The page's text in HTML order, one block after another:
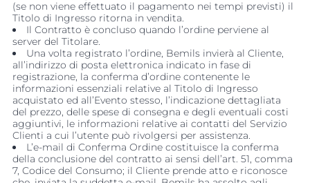
(se non viene effettuato il pagamento nei tempi previsti) il
Titolo di Ingresso ritorna in vendita.
Il Contratto è concluso quando l’ordine perviene al
server del Titolare.
Una volta registrato l’ordine, Bemils invierà al Cliente,
all’indirizzo di posta elettronica indicato in fase di
registrazione, la conferma d’ordine contenente le
informazioni essenziali relative al Titolo di Ingresso
acquistato ed all’Evento stesso, l’indicazione dettagliata
del prezzo, delle spese di consegna e degli eventuali costi
aggiuntivi, le informazioni relative ai contatti del Servizio
Clienti a cui l’utente può rivolgersi per assistenza.
L’e-mail di Conferma Ordine costituisce la conferma
della conclusione del contratto ai sensi dell’art. 51, comma
7, Codice del Consumo; il Cliente prende atto e riconosce